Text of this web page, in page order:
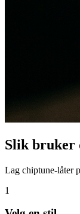
Slik bruker
Lag chiptune-låter
1